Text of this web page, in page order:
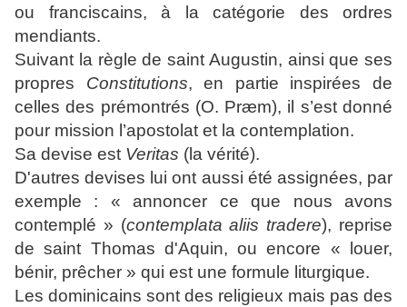
ou franciscains, à la catégorie des ordres
mendiants.
Suivant la règle de saint Augustin, ainsi que ses
propres Constitutions, en partie inspirées de
celles des prémontrés (O. Præm), il s’est donné
pour mission l’apostolat et la contemplation.
Sa devise est Veritas (la vérité).
D'autres devises lui ont aussi été assignées, par
exemple : « annoncer ce que nous avons
contemplé » (contemplata aliis tradere), reprise
de saint Thomas d'Aquin, ou encore « louer,
bénir, prêcher » qui est une formule liturgique.
Les dominicains sont des religieux mais pas des